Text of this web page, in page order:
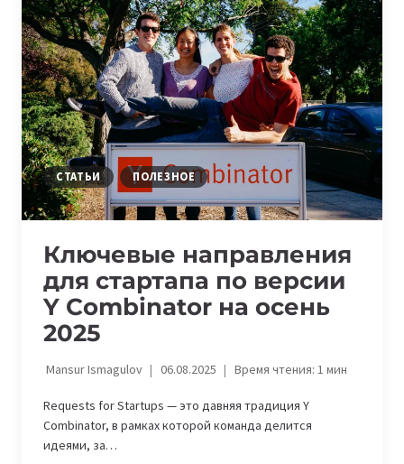
DECISION
ДЛЯ
СТУДЕНТОВ,
ЧТОБЫ
СОВМЕЩАТЬ
УЧЕБУ
СО
СТАРТАПОМ
СТАТЬИ ПОЛЕЗНОЕ
Ключевые направления
для стартапа по версии
Y Combinator на осень
2025
Mansur Ismagulov 06.08.2025 Время чтения: 1мин
Requests for Startups — это давняя традиция Y
Combinator, в рамках которой команда делится
идеями, за…